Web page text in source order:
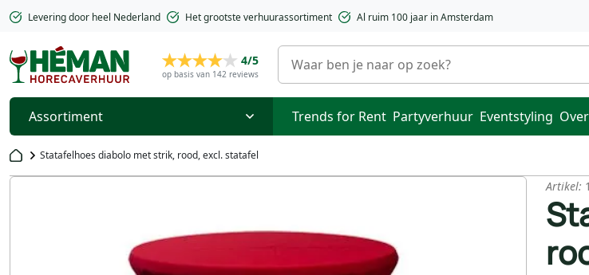
Levering door heel Nederland Het grootste verhuurassortiment Al ruim 100 jaar in Amsterdam
4/5
op basis van 142 reviews
Assortiment Trends for Rent Partyverhuur Eventstyling
Statafelhoes diabolo met strik, rood, excl. statafel
Artikel: